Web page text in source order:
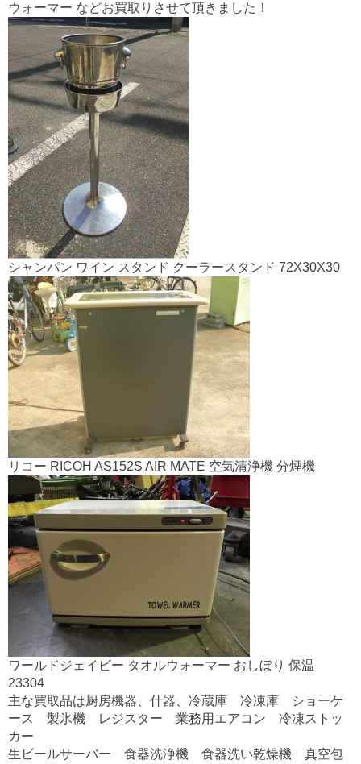
ウォーマー などお買取りさせて頂きました！
シャンパン ワイン スタンド クーラースタンド 72X30X30
リコー RICOH AS152S AIR MATE 空気清浄機 分煙機
ワールドジェイビー タオルウォーマー おしぼり 保温
23304
主な買取品は厨房機器、什器、冷蔵庫 冷凍庫 ショーケ
ース 製氷機 レジスター 業務用エアコン 冷凍ストッ
カー
生ビールサーバー 食器洗浄機 食器洗い乾燥機 真空包